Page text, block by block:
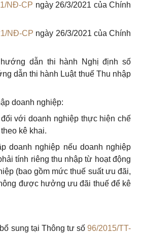
NĐ-CP ngày 26/3/2021 của Chính
NĐ-CP ngày 26/3/2021 của Chính
hướng dẫn thi hành Nghị định số
dẫn thi hành Luật thuế Thu nhập
doanh nghiệp:
với doanh nghiệp thực hiện chế
kê khai.
doanh nghiệp nếu doanh nghiệp
tính riêng thu nhập từ hoạt động
(bao gồm mức thuế suất ưu đãi,
được hưởng ưu đãi thuế để kê
sung tại Thông tư số 96/2015/TT-